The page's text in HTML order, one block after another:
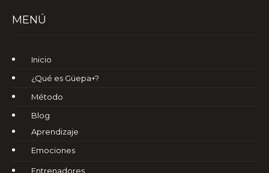
MENÚ
Inicio
¿Qué es Güepa+?
Método
Blog
Aprendizaje
Emociones
Entrenadores